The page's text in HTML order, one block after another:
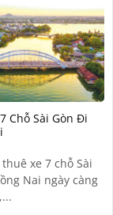
Chỗ Sài Gòn Đi
xe 7 chỗ Sài
Nai ngày càng